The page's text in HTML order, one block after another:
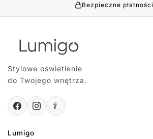
Bezpieczne płatności
Stylowe oświetlenie
do Twojego wnętrza.
Lumigo